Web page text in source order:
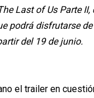
Last of Us Parte II,
podrá disfrutarse
del 19 de junio.
el trailer en